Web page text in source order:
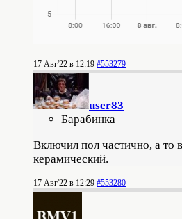
17 Авг'22 в 12:19 #553279
user83
Барабинка
Включил пол частично, а то
керамический.
17 Авг'22 в 12:29 #553280